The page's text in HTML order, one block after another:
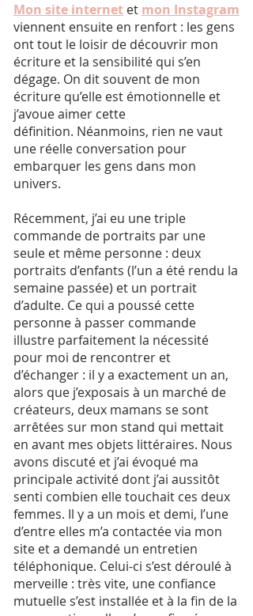
Mon site internet et mon Instagram
viennent ensuite en renfort : les gens
ont tout le loisir de découvrir mon
écriture et la sensibilité qui s’en
dégage. On dit souvent de mon
écriture qu’elle est émotionnelle et
j’avoue aimer cette
définition. Néanmoins, rien ne vaut
une réelle conversation pour
embarquer les gens dans mon
univers.
Récemment, j’ai eu une triple
commande de portraits par une
seule et même personne : deux
portraits d’enfants (l’un a été rendu la
semaine passée) et un portrait
d’adulte. Ce qui a poussé cette
personne à passer commande
illustre parfaitement la nécessité
pour moi de rencontrer et
d’échanger : il y a exactement un an,
alors que j’exposais à un marché de
créateurs, deux mamans se sont
arrêtées sur mon stand qui mettait
en avant mes objets littéraires. Nous
avons discuté et j’ai évoqué ma
principale activité dont j’ai aussitôt
senti combien elle touchait ces deux
femmes. Il y a un mois et demi, l’une
d’entre elles m’a contactée via mon
site et a demandé un entretien
téléphonique. Celui-ci s’est déroulé à
merveille : très vite, une confiance
mutuelle s’est installée et à la fin de la